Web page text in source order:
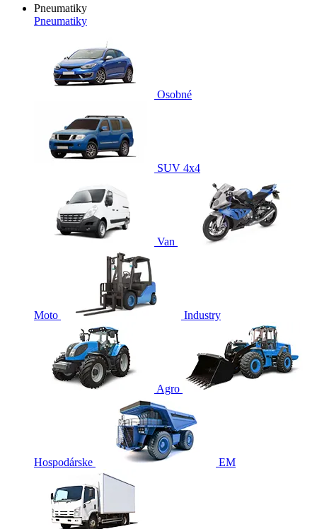
Pneumatiky
Pneumatiky
Osobné
SUV 4x4
Van
Moto Industry
Agro
Hospodárske EM